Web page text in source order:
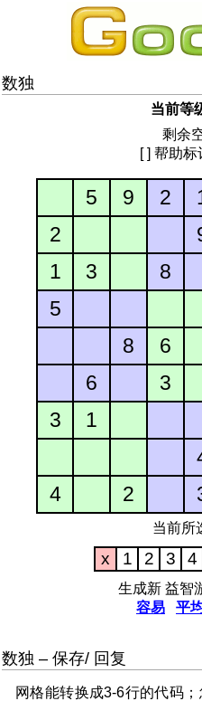
数独
当前等
剩余
[ ] 帮助标
5 9 2
2
1
3 8
5
8
6
6
3
3
1
4
2
当前所
x 1 2 3 4
生成新 益智
容易
平
数独 – 保存/ 回复
网格能转换成3-6行的代码